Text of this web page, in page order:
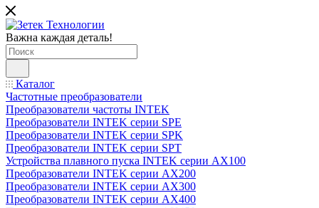
Важна каждая деталь!
Каталог
Частотные преобразователи
Преобразователи частоты INTEK
Преобразователи INTEK серии SPE
Преобразователи INTEK серии SPK
Преобразователи INTEK серии SPT
Устройства плавного пуска INTEK серии AX100
Преобразователи INTEK серии AX200
Преобразователи INTEK серии AX300
Преобразователи INTEK серии AX400